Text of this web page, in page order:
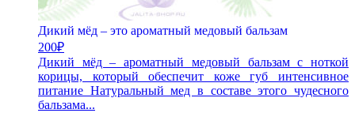
Дикий мёд – это ароматный медовый бальзам
200₽
Дикий мёд – ароматный медовый бальзам с ноткой
корицы, который обеспечит коже губ интенсивное
питание Натуральный мед в составе этого чудесного
бальзама...